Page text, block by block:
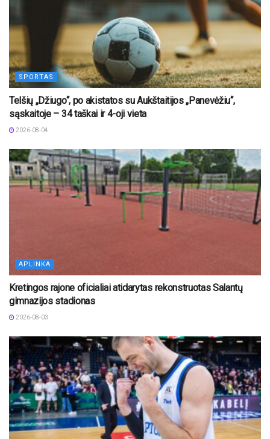
SPORTAS
Telšių „Džiugo“, po akistatos su Aukštaitijos „Panevėžiu“,
sąskaitoje – 34 taškai ir 4-oji vieta
2026-08-04
APLINKA
Kretingos rajone oficialiai atidarytas rekonstruotas Salantų
gimnazijos stadionas
2026-08-03